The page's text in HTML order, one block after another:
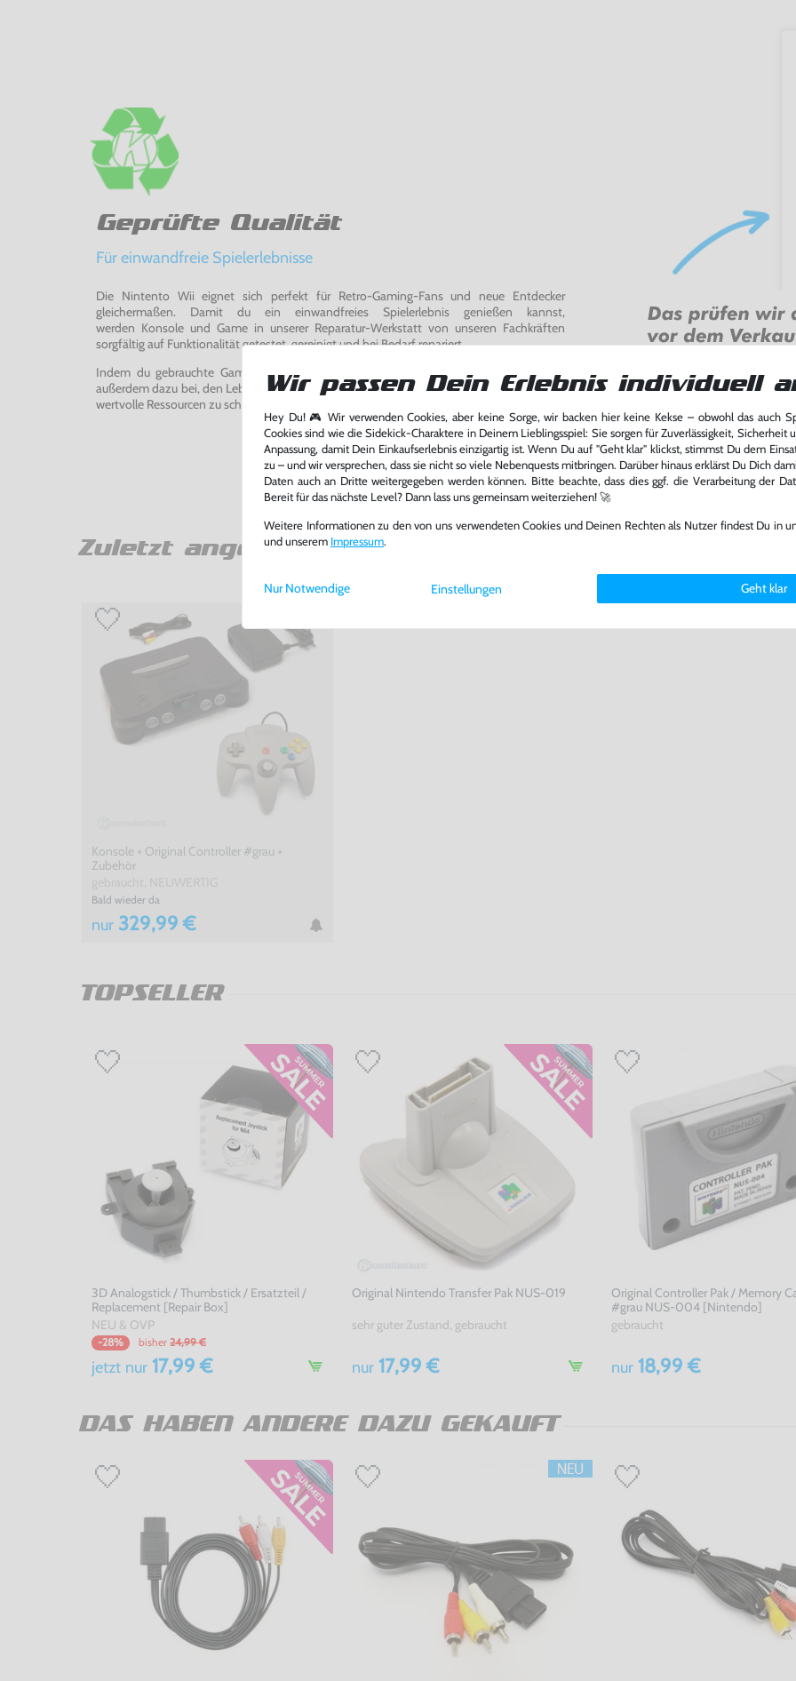
Geprüfte Qualität
Für einwandfreie Spielerlebnisse
Die Nintento Wii eignet sich perfekt für Retro-Gaming-Fans und neue Entdecker
gleichermaßen. Damit du ein einwandfreies Spielerlebnis genießen kannst,
werden Konsole und Game in unserer Reparatur-Werkstatt von unseren Fachkräften
sorgfältig auf Funktionalität getestet, gereinigt und bei Bedarf repariert.
Indem du gebrauchte Games und Konsolen bei uns kaufst oder verkaufst, trägst du
außerdem dazu bei, den Lebenszyklus von Konsolen und Games zu verlängern und damit
wertvolle Ressourcen zu schonen und Abfall zu vermeiden.
Zuletzt angesehen
Konsole + Original Controller #grau +
Zubehör
Bald wieder da
nur 329,99 €
TOPSELLER
3D Analogstick / Thumbstick / Ersatzteil /
Replacement [Repair Box]
NEU & OVP
-28% bisher 24,99 €
jetzt nur 17,99 €
Original Nintendo Transfer Pak NUS-019
sehr guter Zustand, gebraucht
nur17,99 €
Original Controller Pak / Memory
#grau NUS-004 [Nintendo]
gebraucht
nur 18,99 €
DAS HABEN ANDERE DAZU GEKAUFT
Wir passen Dein Erlebnis individuell
Hey Du! 🎮 Wir verwenden Cookies, aber keine Sorge, wir backen hier keine Kekse – obwohl das auch
Cookies sind wie die Sidekick-Charaktere in Deinem Lieblingsspiel: Sie sorgen für Zuverlässigkeit, Sicherheit
Anpassung, damit Dein Einkaufserlebnis einzigartig ist. Wenn Du auf "Geht klar" klickst, stimmst Du dem
zu – und wir versprechen, dass sie nicht so viele Nebenquests mitbringen. Darüber hinaus erklärst Du Dich
Daten auch an Dritte weitergegeben werden können. Bitte beachte, dass dies ggf. die Verarbeitung der
Bereit für das nächste Level? Dann lass uns gemeinsam weiterziehen! 🚀
Weitere Informationen zu den von uns verwendeten Cookies und Deinen Rechten als Nutzer findest Du in
und unserem Impressum.
Einstellungen Geht klar
Nur Notwendige